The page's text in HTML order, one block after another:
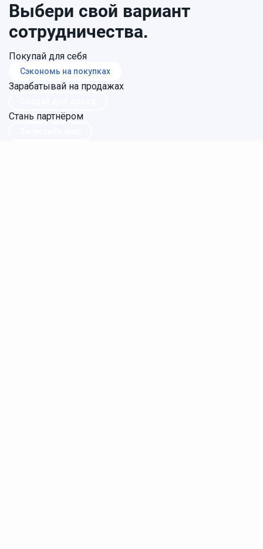
Выбери свой вариант
сотрудничества.
Покупай для себя
Сэкономь на покупках
Зарабатывай на продажах
Стань партнёром